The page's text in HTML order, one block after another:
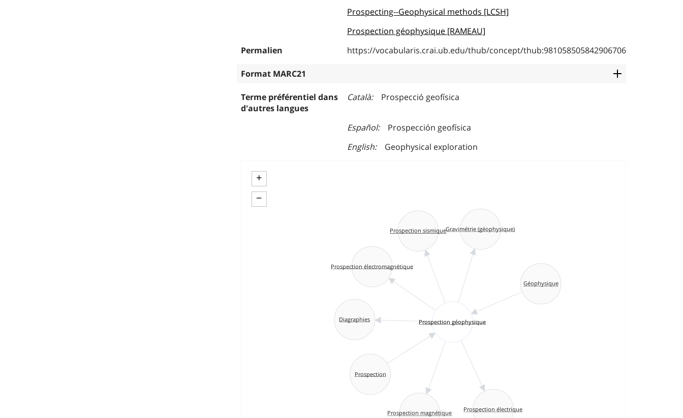
Prospecting--Geophysical methods [LCSH]
Prospection géophysique [RAMEAU]
Permalien
https://vocabularis.crai.ub.edu/thub/concept/thub:981058505842906706
Format MARC21
Terme préférentiel dans
d'autres langues
Català Prospecció geofísica
Español
Prospección geofísica
English
Geophysical exploration
+
−
Prospection électromagnétique
Prospection
Gravimétrie (géophysique)
Prospection magnétique
Diagraphies
Géophysique
Prospection électrique
Prospection sismique
Prospection géophysique